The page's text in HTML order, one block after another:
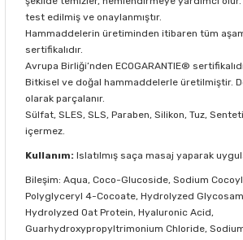
test edilmiş ve onaylanmıştır.
Hammaddelerin üretiminden itibaren tüm
sertifikalıdır.
Avrupa Birliği’nden ECOGARANTIE®
Bitkisel ve doğal hammaddelerle üretilmiştir.
olarak parçalanır.
Sülfat, SLES, SLS, Paraben, Silikon, Tuz,
içermez.
Kullanım: Islatılmış saça masaj yaparak
Bileşim: Aqua, Coco-Glucoside, Sodium
Polyglyceryl 4-Cocoate, Hydrolyzed
Hydrolyzed Oat Protein, Hyaluronic Acid,
Guarhydroxypropyltrimonium Chloride,